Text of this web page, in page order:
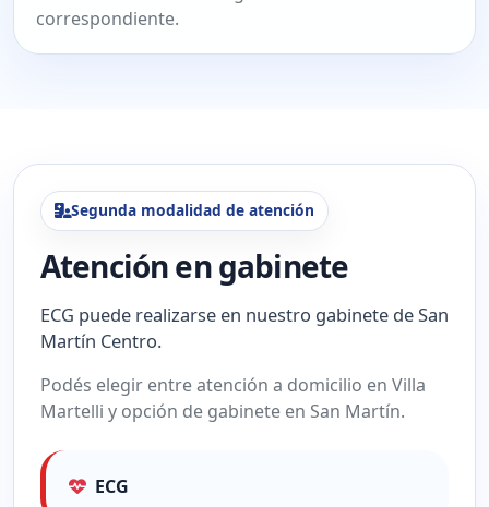
correspondiente.
Segunda modalidad de atención
Atención en gabinete
ECG puede realizarse en nuestro gabinete de San
Martín Centro.
Podés elegir entre atención a domicilio en Villa
Martelli y opción de gabinete en San Martín.
ECG